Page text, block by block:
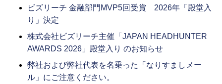
ビズリーチ 金融部門MVP5回受賞 2026年「殿堂入
り」決定
株式会社ビズリーチ主催「JAPAN HEADHUNTER
AWARDS 2026」殿堂入り のお知らせ
弊社および弊社代表を名乗った「なりすましメー
ル」にご注意ください。